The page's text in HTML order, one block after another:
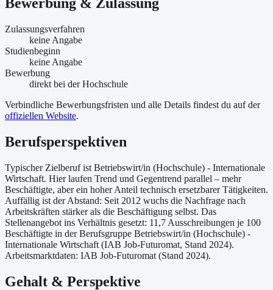
Zulassungsverfahren
keine Angabe
Studienbeginn
keine Angabe
Bewerbung
direkt bei der Hochschule
Verbindliche Bewerbungsfristen und alle Details findest du auf der
offiziellen Website.
Berufsperspektiven
Typischer Zielberuf ist Betriebswirt/in (Hochschule) - Internationale
Wirtschaft. Hier laufen Trend und Gegentrend parallel – mehr
Beschäftigte, aber ein hoher Anteil technisch ersetzbarer Tätigkeiten.
Auffällig ist der Abstand: Seit 2012 wuchs die Nachfrage nach
Arbeitskräften stärker als die Beschäftigung selbst. Das
Stellenangebot ins Verhältnis gesetzt: 11,7 Ausschreibungen je 100
Beschäftigte in der Berufsgruppe Betriebswirt/in (Hochschule) -
Internationale Wirtschaft (IAB Job-Futuromat, Stand 2024).
Arbeitsmarktdaten: IAB Job-Futuromat (Stand 2024).
Gehalt & Perspektive